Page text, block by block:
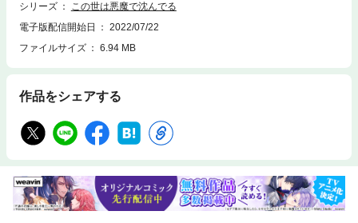
シリーズ
この世は悪魔で沈んでる
電子版配信開始日
2022/07/22
ファイルサイズ
6.94 MB
作品をシェアする